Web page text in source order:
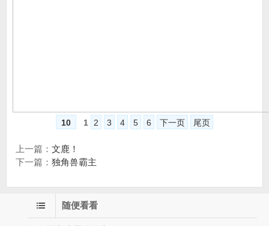
10 1 2 3 4 5 6 下一页 尾页
上一篇： 文鹿！
下一篇： 独角兽霸主
随便看看